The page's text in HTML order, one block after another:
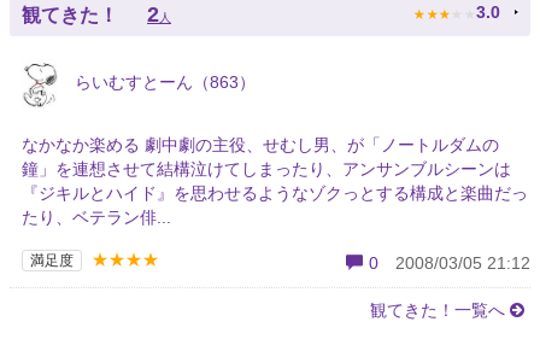
観てきた！ 2 人 ★ ★ ★ ★ ★ 3.0
らいむすとーん（863）
なかなか楽める 劇中劇の主役、せむし男、が「ノートルダムの
鐘」を連想させて結構泣けてしまったり、アンサンブルシーンは
『ジキルとハイド』を思わせるようなゾクっとする構成と楽曲だっ
たり、ベテラン俳...
満足度 ★★★★ 0 2008/03/05 21:12
観てきた！一覧へ